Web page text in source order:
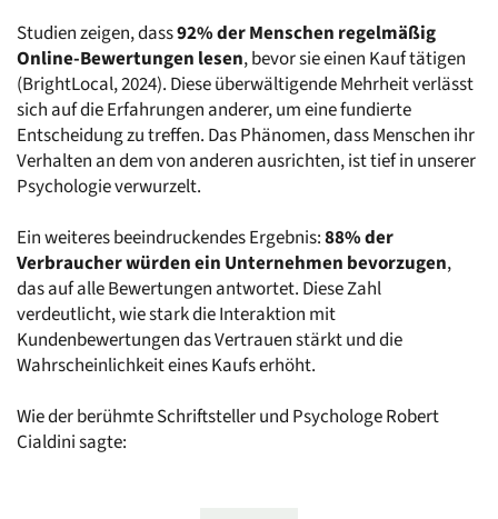
Studien zeigen, dass 92% der Menschen regelmäßig
Online-Bewertungen lesen, bevor sie einen Kauf tätigen
(BrightLocal, 2024). Diese überwältigende Mehrheit verlässt
sich auf die Erfahrungen anderer, um eine fundierte
Entscheidung zu treffen. Das Phänomen, dass Menschen ihr
Verhalten an dem von anderen ausrichten, ist tief in unserer
Psychologie verwurzelt.
Ein weiteres beeindruckendes Ergebnis: 88% der
Verbraucher würden ein Unternehmen bevorzugen,
das auf alle Bewertungen antwortet. Diese Zahl
verdeutlicht, wie stark die Interaktion mit
Kundenbewertungen das Vertrauen stärkt und die
Wahrscheinlichkeit eines Kaufs erhöht.
Wie der berühmte Schriftsteller und Psychologe Robert
Cialdini sagte: